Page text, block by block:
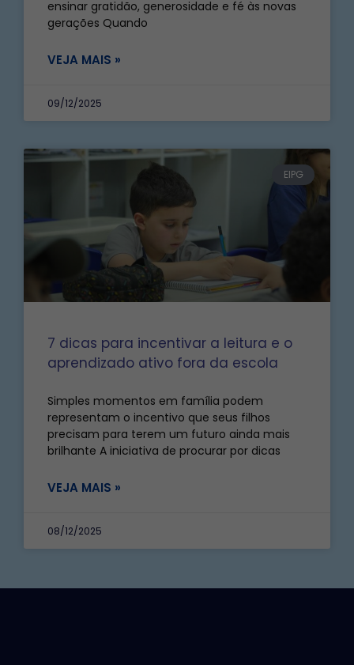
ensinar gratidão, generosidade e fé às novas
gerações Quando
VEJA MAIS »
09/12/2025
EIPG
7 dicas para incentivar a leitura e o
aprendizado ativo fora da escola
Simples momentos em família podem
representam o incentivo que seus filhos
precisam para terem um futuro ainda mais
brilhante A iniciativa de procurar por dicas
VEJA MAIS »
08/12/2025